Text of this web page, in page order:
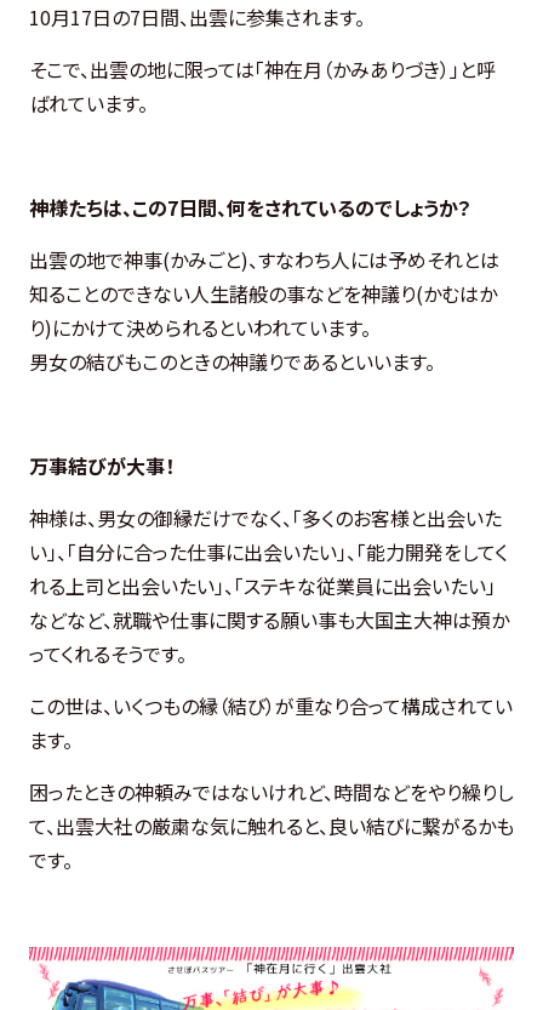
10月17日の7日間、出雲に参集されます。
そこで、出雲の地に限っては「神在月（かみありづき）」と呼
ばれています。
神様たちは、この7日間、何をされているのでしょうか？
出雲の地で神事(かみごと)、すなわち人には予めそれとは
知ることのできない人生諸般の事などを神議り(かむはか
り)にかけて決められるといわれています。
男女の結びもこのときの神議りであるといいます。
万事結びが大事！
神様は、男女の御縁だけでなく、「多くのお客様と出会いた
い」、「自分に合った仕事に出会いたい」、「能力開発をしてく
れる上司と出会いたい」、「ステキな従業員に出会いたい」
などなど、就職や仕事に関する願い事も大国主大神は預か
ってくれるそうです。
この世は、いくつもの縁（結び）が重なり合って構成されてい
ます。
困ったときの神頼みではないけれど、時間などをやり繰りし
て、出雲大社の厳粛な気に触れると、良い結びに繋がるかも
です。